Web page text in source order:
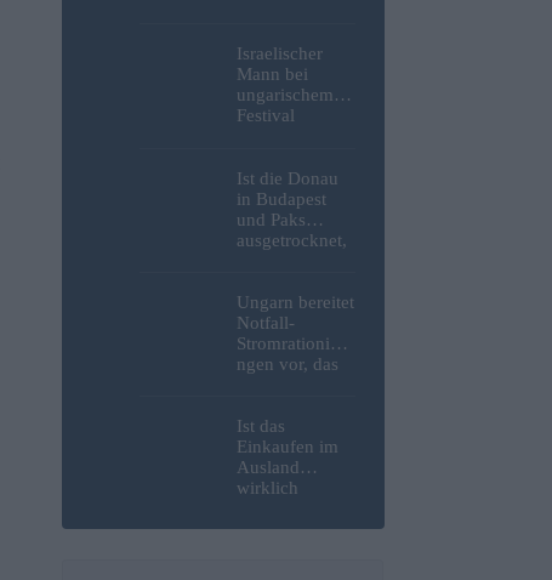
Überreste und
Sprengstoff aus
der Donau in
Budapest
Israelischer
Mann bei
ungarischem
Festival
Ist die Donau
in Budapest
und Paks
ausgetrocknet,
umgeleitet
haben?
Ungarn bereitet
Notfall-
Stromrationieru
ngen vor, das
diesem
Wochenende
stillgelegt
werden
Ist das
Einkaufen im
Ausland
wirklich
warum geben